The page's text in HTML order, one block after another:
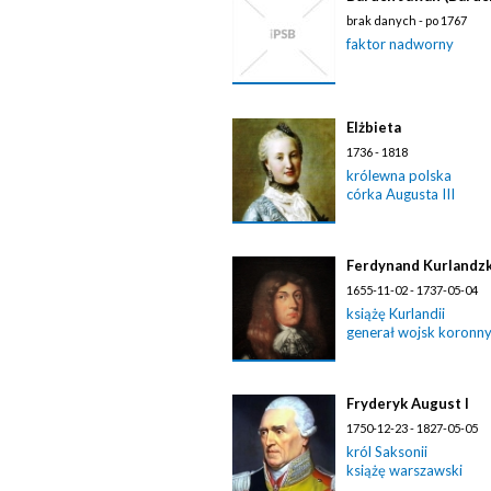
brak danych - po 1767
faktor nadworny
Elżbieta
1736 - 1818
królewna polska
córka Augusta III
Ferdynand
1655-11-02 - 1737-05-04
książę Kurlandii
generał wojsk
Fryderyk August I
1750-12-23 - 1827-05-05
król Saksonii
książę warszawski